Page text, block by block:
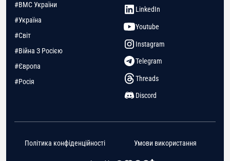
#ВМС України
#Україна
#Світ
#Війна З Росією
#Європа
#Росія
LinkedIn
Youtube
Instagram
Telegram
Threads
Discord
Політика конфіденційності Умови використання